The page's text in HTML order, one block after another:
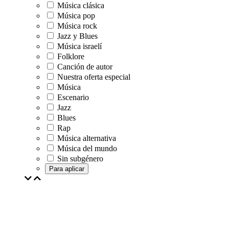
Música clásica
Música pop
Música rock
Jazz y Blues
Música israelí
Folklore
Canción de autor
Nuestra oferta especial
Música
Escenario
Jazz
Blues
Rap
Música alternativa
Música del mundo
Sin subgénero
Para aplicar